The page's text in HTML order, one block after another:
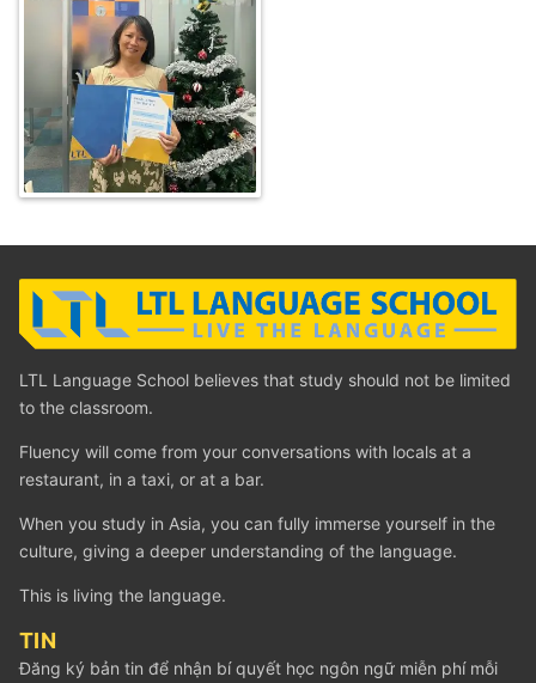
LTL Language School believes that study should not be limited
to the classroom.
Fluency will come from your conversations with locals at a
restaurant, in a taxi, or at a bar.
When you study in Asia, you can fully immerse yourself in the
culture, giving a deeper understanding of the language.
This is living the language.
TIN
Đăng ký bản tin để nhận bí quyết học ngôn ngữ miễn phí mỗi